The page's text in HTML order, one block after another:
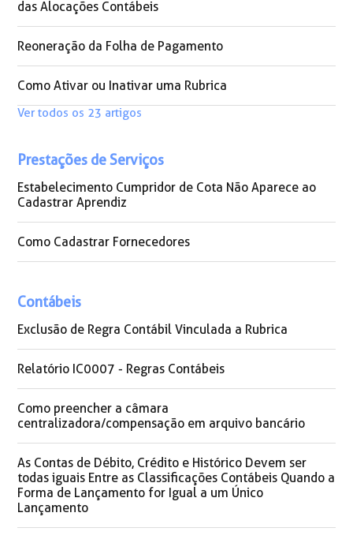
das Alocações Contábeis
Reoneração da Folha de Pagamento
Como Ativar ou Inativar uma Rubrica
Ver todos os 23 artigos
Prestações de Serviços
Estabelecimento Cumpridor de Cota Não Aparece ao
Cadastrar Aprendiz
Como Cadastrar Fornecedores
Contábeis
Exclusão de Regra Contábil Vinculada a Rubrica
Relatório IC0007 - Regras Contábeis
Como preencher a câmara
centralizadora/compensação em arquivo bancário
As Contas de Débito, Crédito e Histórico Devem ser
todas iguais Entre as Classificações Contábeis Quando a
Forma de Lançamento for Igual a um Único
Lançamento